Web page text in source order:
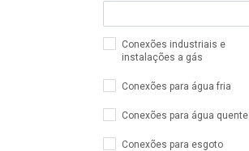
Conexões industriais e
instalações a gás
Conexões para água fria
Conexões para água quente
Conexões para esgoto